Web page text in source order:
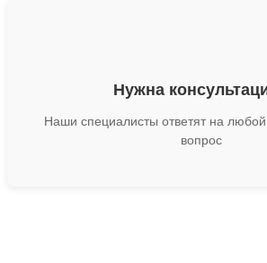
Нужна
Наши специалисты ответят на
вопрос